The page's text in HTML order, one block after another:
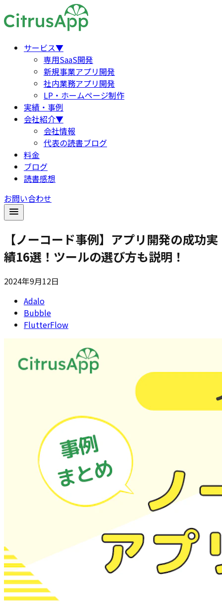
サービス▼
専用SaaS開発
新規事業アプリ開発
社内業務アプリ開発
LP・ホームページ制作
実績・事例
会社紹介▼
会社情報
代表の読書ブログ
料金
ブログ
読書感想
お問い合わせ
【ノーコード事例】アプリ開発の成功実
績16選！ツールの選び方も説明！
2024年9月12日
Adalo
Bubble
FlutterFlow